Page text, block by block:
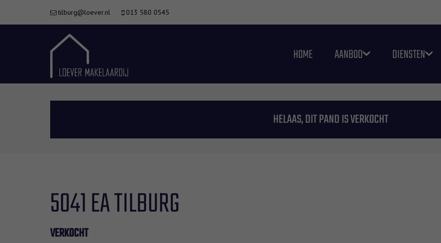
tilburg@loever.nl 013 580 0545
HOME AANBOD DIENSTEN
HELAAS, DIT PAND IS VERKOCHT
5041 EA TILBURG
VERKOCHT